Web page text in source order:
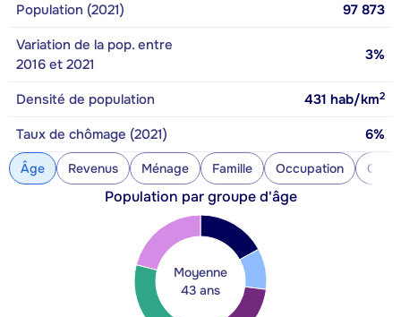
Population (2021)
97 873
Variation de la pop. entre
2016 et 2021
3%
Densité de population 431 hab/km2
Taux de chômage (2021) 6%
Âge Revenus Ménage Famille Occupation
Population par groupe d'âge
Moyenne
43 ans